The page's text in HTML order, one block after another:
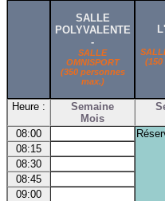
SALLE
POLYVALENTE
-
SALLE
OMNISPORT
(350 personnes
max.)
Heure :
Semaine
Mois
08:00
08:15
08:30
08:45
09:00